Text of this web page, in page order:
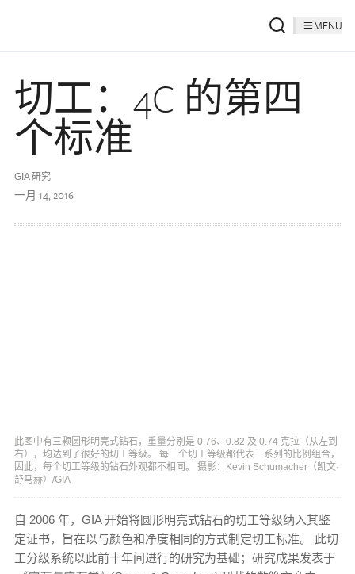
MENU
切工：4C 的第四
个标准
GIA 研究
一月 14, 2016
此图中有三颗圆形明亮式钻石，重量分别是 0.76、0.82 及 0.74 克拉（从左到
右），均达到了很好的切工等级。 每一个切工等级都代表一系列的比例组合，
因此，每个切工等级的钻石外观都不相同。 摄影：Kevin Schumacher（凯文·
舒马赫）/GIA
自 2006 年，GIA 开始将圆形明亮式钻石的切工等级纳入其鉴
定证书，旨在以与颜色和净度相同的方式制定切工标准。 此切
工分级系统以此前十年间进行的研究为基础；研究成果发表于